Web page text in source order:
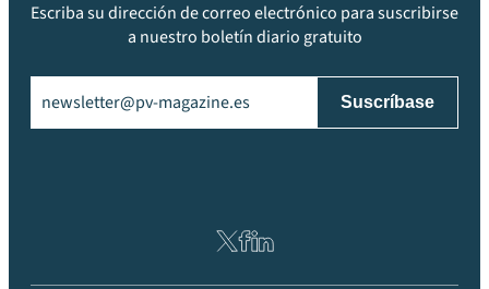
Escriba su dirección de correo electrónico para suscribirse
a nuestro boletín diario gratuito